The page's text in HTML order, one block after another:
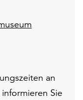
an
Sie